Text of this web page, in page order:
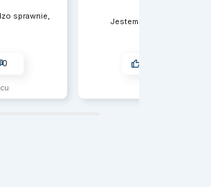
sprawnie,
0
Jestem bardzo